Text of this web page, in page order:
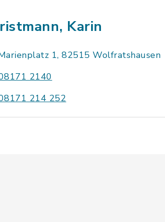
Karin
1, 82515 Wolfratshausen
2140
214 252